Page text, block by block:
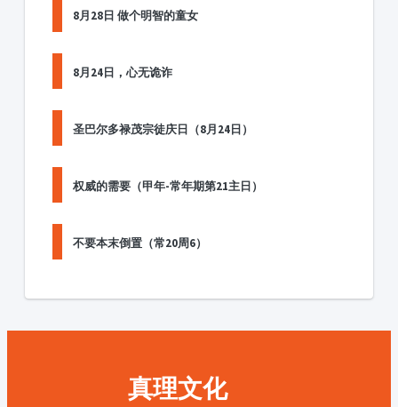
8月28日 做个明智的童女
8月24日，心无诡诈
圣巴尔多禄茂宗徒庆日（8月24日）
权威的需要（甲年-常年期第21主日）
不要本末倒置（常20周6）
真理文化